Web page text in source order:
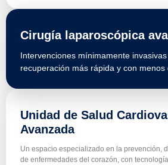
Cirugía laparoscópica
Intervenciones mínimamente
recuperación más rápida y con menos
Unidad de Salud
Avanzada
Un espacio especializado en la prevención,
de enfermedades del corazón, con